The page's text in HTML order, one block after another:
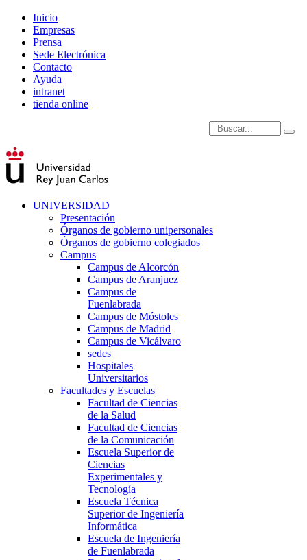
Inicio
Empresas
Prensa
Sede Electrónica
Contacto
Ayuda
intranet
tienda online
Introduce términos de
UNIVERSIDAD
Presentación
Órganos de gobierno unipersonales
Órganos de gobierno colegiados
Campus
Campus de Alcorcón
Campus de Aranjuez
Campus de
Fuenlabrada
Campus de Móstoles
Campus de Madrid
Campus de Vicálvaro
sedes
Hospitales
Universitarios
Facultades y Escuelas
Facultad de Ciencias
de la Salud
Facultad de Ciencias
de la Comunicación
Escuela Superior de
Ciencias
Experimentales y
Tecnología
Escuela Técnica
Superior de Ingeniería
Informática
Escuela de Ingeniería
de Fuenlabrada